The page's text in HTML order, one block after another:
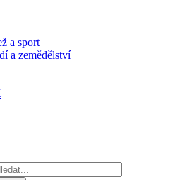
a sport
a zemědělství